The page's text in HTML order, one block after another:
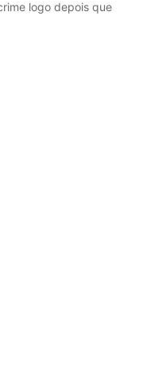
logo depois que